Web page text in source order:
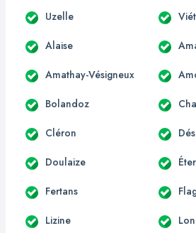
Uzelle
Alaise
Amathay-Vésigneux
Bolandoz
Cléron
Doulaize
Fertans
Lizine